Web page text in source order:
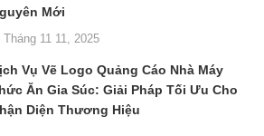
Mới
Tháng 11 11, 2025
Vụ Vẽ Logo Quảng Cáo Nhà Máy
Ăn Gia Súc: Giải Pháp Tối Ưu Cho
Diện Thương Hiệu